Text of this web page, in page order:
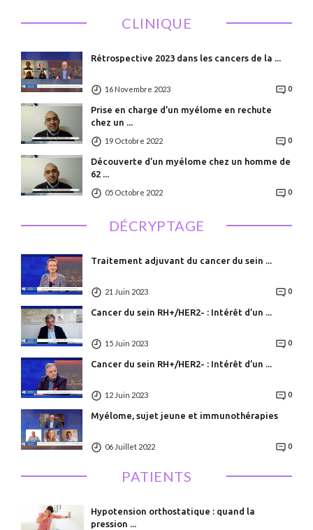
CLINIQUE
Rétrospective 2023 dans les cancers de la ...
16 Novembre 2023 0
Prise en charge d’un myélome en rechute
chez un ...
19 Octobre 2022 0
Découverte d’un myélome chez un homme de
62 ...
05 Octobre 2022 0
DÉCRYPTAGE
Traitement adjuvant du cancer du sein ...
21 Juin 2023 0
Cancer du sein RH+/HER2- : Intérêt d’un ...
15 Juin 2023 0
Cancer du sein RH+/HER2- : Intérêt d’un ...
12 Juin 2023 0
Myélome, sujet jeune et immunothérapies
06 Juillet 2022 0
PATIENTS
Hypotension orthostatique : quand la
pression ...